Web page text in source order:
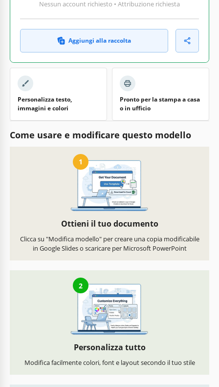
Nessun account richiesto • Attribuzione richiesta
Aggiungi alla raccolta
Personalizza testo,
immagini e colori
Pronto per la stampa a casa
o in ufficio
Come usare e modificare questo modello
1
Ottieni il tuo documento
Clicca su "Modifica modello" per creare una copia modificabile
in Google Slides o scaricare per Microsoft PowerPoint
2
Personalizza tutto
Modifica facilmente colori, font e layout secondo il tuo stile